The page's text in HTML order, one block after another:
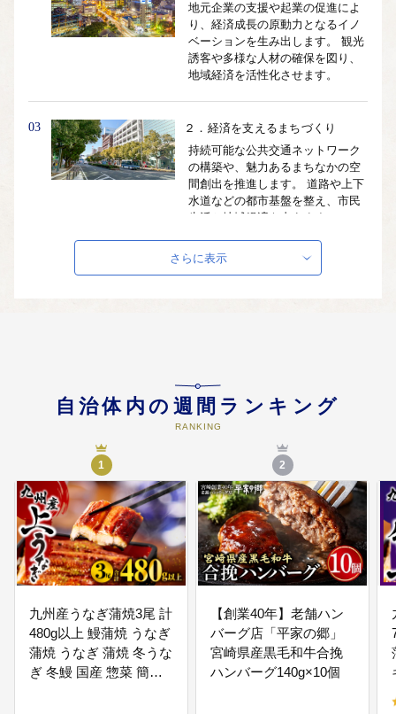
地元企業の支援や起業の促進によ
り、経済成長の原動力となるイノ
ベーションを生み出します。 観光
誘客や多様な人材の確保を図り、
地域経済を活性化させます。
03
２．経済を支えるまちづくり
持続可能な公共交通ネットワーク
の構築や、魅力あるまちなかの空
間創出を推進します。 道路や上下
水道などの都市基盤を整え、市民
生活と地域経済を支えます。
３．市民の健康を守り、医療・福
４．支え合い、ともに生きるまち
多様性を認め合い、地域全体で支
え合うコミュニティづくりを推進
します。 市民活動の促進や文化芸
術の振興により、豊かな人生を送
れるまちをつくります。
06
５．次世代を育むまちづくり
妊娠・出産から子育てまでの切れ
目ない支援と、子どもの権利擁護
を推進します。 多様な学習機会を
確保し、主体的に考え行動する力
を育む質の高い教育を提供しま
さらに表示
自治体内の週間ランキング
RANKING
1
九州産うなぎ蒲焼3尾 計
480g以上 鰻蒲焼 うなぎ
蒲焼 うなぎ 蒲焼 冬うな
ぎ 冬鰻 国産 惣菜 簡単
2
【創業40年】老舗ハン
バーグ店「平家の郷」
宮崎県産黒毛和牛合挽
ハンバーグ140g×10個